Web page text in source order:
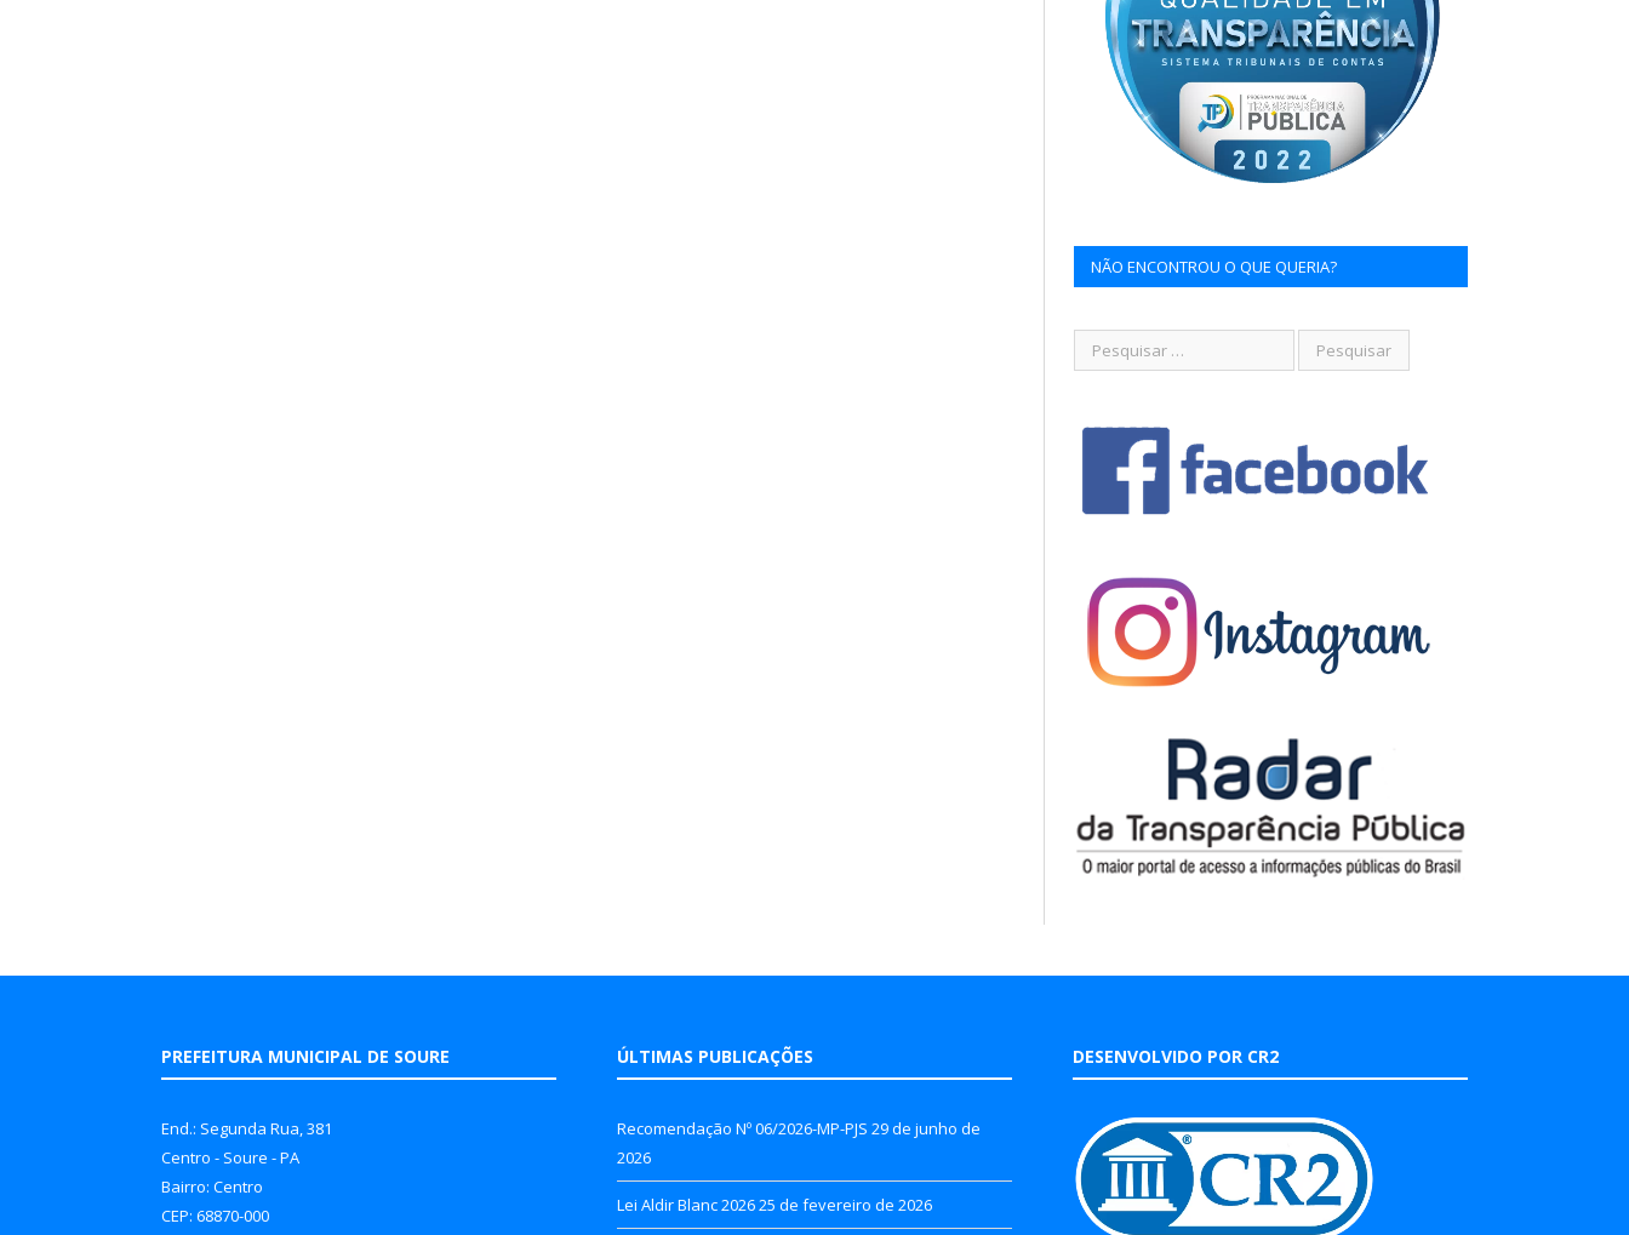
NÃO ENCONTROU O QUE QUERIA?
PREFEITURA MUNICIPAL DE SOURE
End.: Segunda Rua, 381
Centro - Soure - PA
Bairro: Centro
CEP: 68870-000
ÚLTIMAS PUBLICAÇÕES
Recomendação Nº 06/2026-MP-PJS 29 de junho de
2026
Lei Aldir Blanc 202625 de fevereiro de 2026
DESENVOLVIDO POR CR2